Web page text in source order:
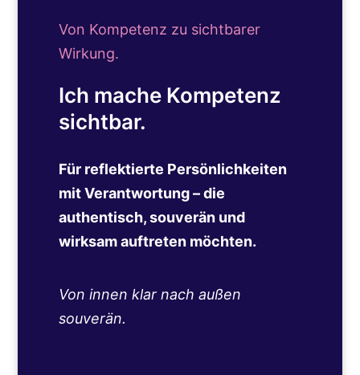
Von Kompetenz zu sichtbarer
Wirkung.
Ich mache Kompetenz
sichtbar.
Für reflektierte Persönlichkeiten
mit Verantwortung – die
authentisch, souverän und
wirksam auftreten möchten.
Von innen klar nach außen
souverän.